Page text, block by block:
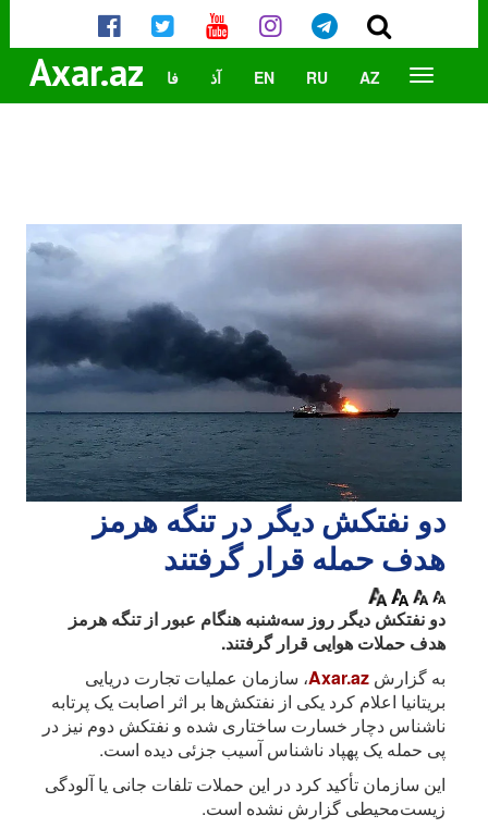
Axar.az AZ
RU
EN آذ فا
دو نفتکش دیگر در تنگه هرمز
هدف حمله قرار گرفتند
دو نفتکش دیگر روز سه‌شنبه هنگام عبور از تنگه هرمز
هدف حملات هوایی قرار گرفتند.
به گزارش Axar.az، سازمان عملیات تجارت دریایی
بریتانیا اعلام کرد یکی از نفتکش‌ها بر اثر اصابت یک پرتابه
ناشناس دچار خسارت ساختاری شده و نفتکش دوم نیز در
پی حمله یک پهپاد ناشناس آسیب جزئی دیده است.
این سازمان تأکید کرد در این حملات تلفات جانی یا آلودگی
زیست‌محیطی گزارش نشده است.